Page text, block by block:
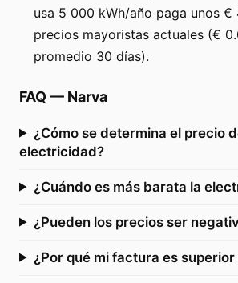
usa 5 000 kWh/año paga unos €
precios mayoristas actuales (€
promedio 30 días).
FAQ — Narva
¿Cómo se determina el precio
electricidad?
¿Cuándo es más barata la
¿Pueden los precios ser
¿Por qué mi factura es